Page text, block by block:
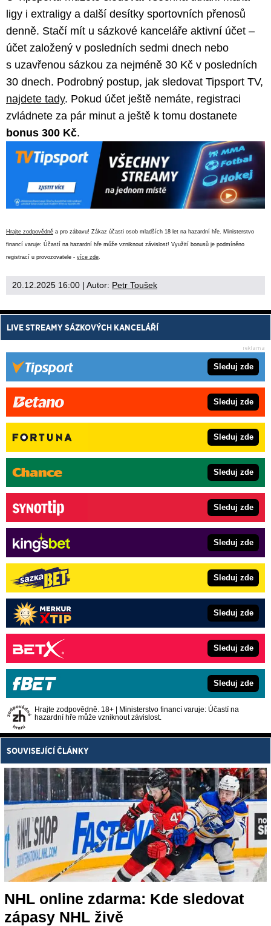
ligy i extraligy a další desítky sportovních přenosů
denně. Stačí mít u sázkové kanceláře aktivní účet –
účet založený v posledních sedmi dnech nebo
s uzavřenou sázkou za nejméně 30 Kč v posledních
30 dnech. Podrobný postup, jak sledovat Tipsport TV,
najdete tady. Pokud účet ještě nemáte, registraci
zvládnete za pár minut a ještě k tomu dostanete
bonus 300 Kč.
Hrajte zodpovědně a pro zábavu! Zákaz účasti osob mladších 18 let na hazardní hře. Ministerstvo
financí varuje: Účastí na hazardní hře může vzniknout závislost! Využití bonusů je podmíněno
registrací u provozovatele - více zde
20.12.2025 16:00 | Autor: Petr Toušek
LIVE STREAMY SÁZKOVÝCH KANCELÁŘÍ
Sleduj zde
Sleduj zde
Sleduj zde
Sleduj zde
Sleduj zde
Sleduj zde
Sleduj zde
Sleduj zde
Sleduj zde
Sleduj zde
Hrajte zodpovědně. 18+ | Ministerstvo financí varuje: Účastí na
hazardní hře může vzniknout závislost.
SOUVISEJÍCÍ ČLÁNKY
NHL online zdarma: Kde sledovat
zápasy NHL živě